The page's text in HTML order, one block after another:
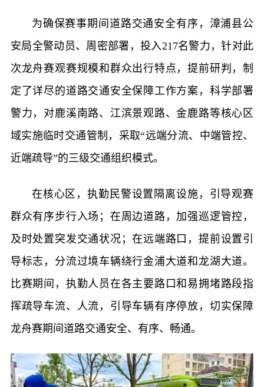
为确保赛事期间道路交通安全有序，漳浦县公
安局全警动员、周密部署，投入217名警力，针对此
次龙舟赛观赛规模和群众出行特点，提前研判，制
定了详尽的道路交通安全保障工作方案，科学部署
警力，对鹿溪南路、江滨景观路、金鹿路等核心区
域实施临时交通管制，采取“远端分流、中端管控、
近端疏导”的三级交通组织模式。
在核心区，执勤民警设置隔离设施，引导观赛
群众有序步行入场；在周边道路，加强巡逻管控，
及时处置突发交通状况；在远端路口，提前设置引
导标志，分流过境车辆绕行金浦大道和龙湖大道。
比赛期间，执勤人员在各主要路口和易拥堵路段指
挥疏导车流、人流，引导车辆有序停放，切实保障
龙舟赛期间道路交通安全、有序、畅通。